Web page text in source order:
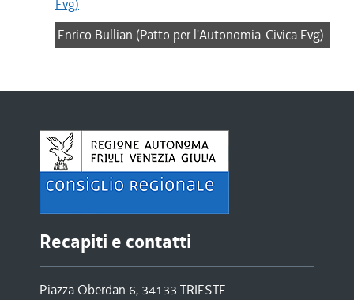
Enrico Bullian (Patto per l'Autonomia-Civica Fvg)
Recapiti e contatti
Piazza Oberdan 6, 34133 TRIESTE